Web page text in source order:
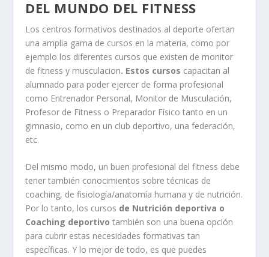
DEL MUNDO DEL FITNESS
Los centros formativos destinados al deporte ofertan
una amplia gama de cursos en la materia, como por
ejemplo los diferentes cursos que existen de monitor
de fitness y musculacion. Estos cursos capacitan al
alumnado para poder ejercer de forma profesional
como Entrenador Personal, Monitor de Musculación,
Profesor de Fitness o Preparador Físico tanto en un
gimnasio, como en un club deportivo, una federación,
etc.
Del mismo modo, un buen profesional del fitness debe
tener también conocimientos sobre técnicas de
coaching, de fisiología/anatomía humana y de nutrición.
Por lo tanto, los cursos de Nutrición deportiva o
Coaching deportivo también son una buena opción
para cubrir estas necesidades formativas tan
específicas. Y lo mejor de todo, es que puedes